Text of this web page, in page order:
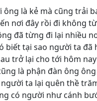
ông là kẻ mà cũng trải
nơi đây rồi đi không
đã từng đi lại nhiều
biết tại sao người ta đã
trở lại cho tới hôm
là phận đàn ông
người ta lại quên thề
có người như cánh